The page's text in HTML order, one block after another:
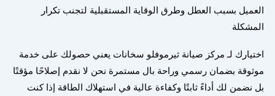
العميل بسبب العطل وطرق الوقاية المستقبلية لتجنب تكرار
المشكلة
اختيارك لـ مركز صيانة ثيرموفلو سخانات يعني حصولك على خدمة
موثوقة بضمان رسمي وراحة بال مستمرة نحن لا نقدم إصلاحًا مؤقتًا
بل نضمن لك أداءً ثابتًا وكفاءة عالية في استهلاك الطاقة إذا كنت